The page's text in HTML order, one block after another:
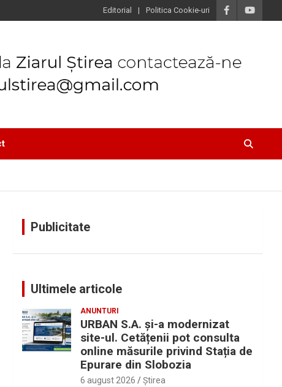
Editorial Politica Cookie-uri
Publicitate
Ultimele articole
ANUNTURI
URBAN S.A. și-a modernizat
site-ul. Cetățenii pot consulta
online măsurile privind Stația de
Epurare din Slobozia
6 august 2026 Ştirea